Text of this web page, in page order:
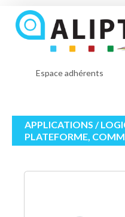
Espace adhérents
APPLICATIONS /
PLATEFORME,